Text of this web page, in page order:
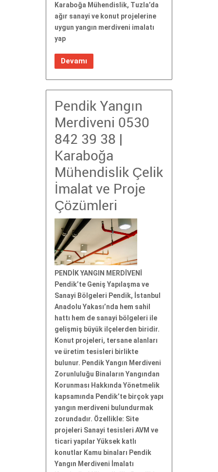
Karaboğa Mühendislik, Tuzla’da
ağır sanayi ve konut projelerine
uygun yangın merdiveni imalatı
yap
Devamı
Pendik Yangın
Merdiveni 0530
842 39 38 |
Karaboğa
Mühendislik Çelik
İmalat ve Proje
Çözümleri
PENDİK YANGIN MERDİVENİ
Pendik’te Geniş Yapılaşma ve
Sanayi Bölgeleri Pendik, İstanbul
Anadolu Yakası’nda hem sahil
hattı hem de sanayi bölgeleri ile
gelişmiş büyük ilçelerden biridir.
Konut projeleri, tersane alanları
ve üretim tesisleri birlikte
bulunur. Pendik Yangın Merdiveni
Zorunluluğu Binaların Yangından
Korunması Hakkında Yönetmelik
kapsamında Pendik’te birçok yapı
yangın merdiveni bulundurmak
zorundadır. Özellikle: Site
projeleri Sanayi tesisleri AVM ve
ticari yapılar Yüksek katlı
konutlar Kamu binaları Pendik
Yangın Merdiveni İmalatı